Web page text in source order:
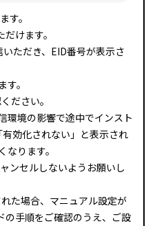
す。
けます。
いただき、EID番号が表示さ
。
ださい。
環境の影響で途中でインスト
効化されない」と表示され
ります。
ンセルしないようお願いし
た場合、マニュアル設定が
の手順をご確認のうえ、ご設